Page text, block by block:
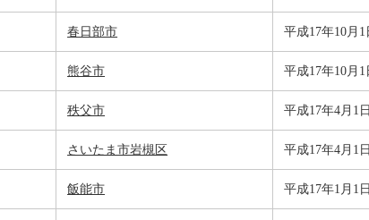
春日部市 平成17年10月1
熊谷市 平成17年10月1
秩父市 平成17年4月1日
さいたま市岩槻区 平成17年4月1日
飯能市 平成17年1月1日